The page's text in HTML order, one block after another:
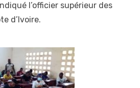
l’officier supérieur des
d’Ivoire.